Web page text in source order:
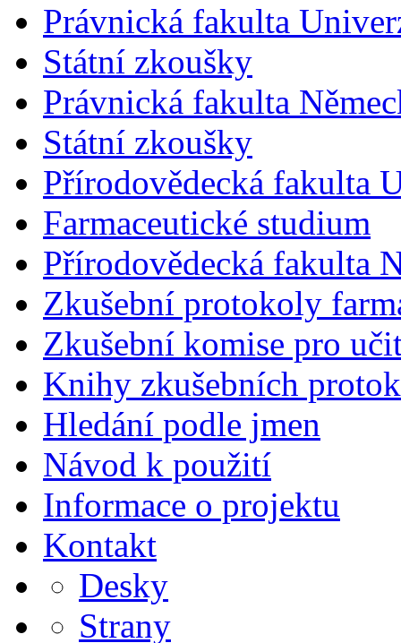
Právnická fakulta
Státní zkoušky
Právnická fakulta
Státní zkoušky
Přírodovědecká fakulta
Farmaceutické studium
Přírodovědecká fakulta
Zkušební protokoly
Zkušební komise pro
Knihy zkušebních
Hledání podle jmen
Návod k použití
Informace o projektu
Kontakt
Desky
Strany